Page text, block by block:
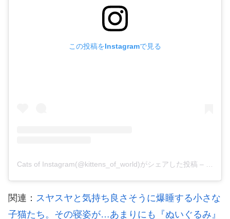
この投稿をInstagramで見る
Cats of Instagram(@kittens_of_world)がシェアした投稿 – 2020
関連： スヤスヤと気持ち良さそうに爆睡する小さな
子猫たち。その寝姿が…あまりにも『ぬいぐるみ』